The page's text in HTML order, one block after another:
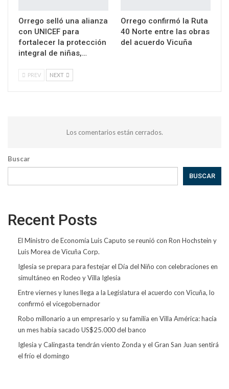
Orrego selló una alianza
con UNICEF para
fortalecer la protección
integral de niñas,…
Orrego confirmó la Ruta
40 Norte entre las obras
del acuerdo Vicuña
PREV NEXT
Los comentarios están cerrados.
Buscar
BUSCAR
Recent Posts
El Ministro de Economía Luis Caputo se reunió con Ron Hochstein y
Luis Morea de Vicuña Corp.
Iglesia se prepara para festejar el Día del Niño con celebraciones en
simultáneo en Rodeo y Villa Iglesia
Entre viernes y lunes llega a la Legislatura el acuerdo con Vicuña, lo
confirmó el vicegobernador
Robo millonario a un empresario y su familia en Villa América: hacía
un mes había sacado US$25.000 del banco
Iglesia y Calingasta tendrán viento Zonda y el Gran San Juan sentirá
el frío el domingo